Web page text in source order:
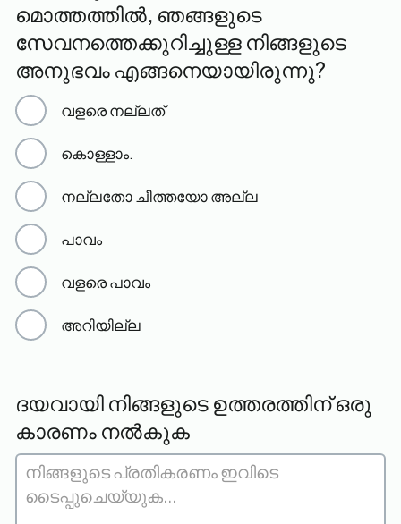
മൊത്തത്തിൽ, ഞങ്ങളുടെ
സേവനത്തെക്കുറിച്ചുള്ള നിങ്ങളുടെ
അനുഭവം എങ്ങനെയായിരുന്നു?
വളരെ നല്ലത്
കൊള്ളാം.
നല്ലതോ ചീത്തയോ അല്ല
പാവം
വളരെ പാവം
അറിയില്ല
ദയവായി നിങ്ങളുടെ ഉത്തരത്തിന് ഒരു
കാരണം നൽകുക